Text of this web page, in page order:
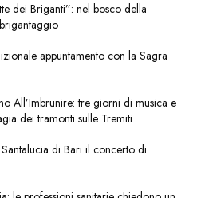
dei Briganti”: nel bosco della
appuntamento con la Sagra
All’Imbrunire: tre giorni di musica e
dei tramonti sulle Tremiti
di Bari il concerto di